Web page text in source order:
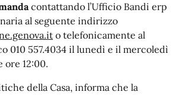
contattando l’Ufficio Bandi erp
al seguente indirizzo
o telefonicamente al
010 557.4034 il lunedì e il mercoledì
ore 12:00.
della Casa, informa che la